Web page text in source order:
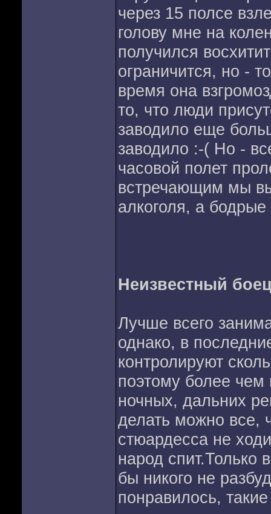
через 15 полсе
голову мне на
получился
ограничится, но -
время она
то, что люди
заводило еще
заводило :-( Но -
часовой полет
встречающим мы
алкоголя, а
Неизвестный
Лучше всего
однако, в
контролируют
поэтому более
ночных, дальних
делать можно все,
стюардесса не
народ спит.Только
бы никого не
понравилось,